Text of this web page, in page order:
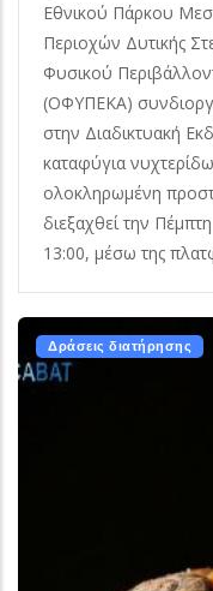
Εθνικού Πάρκου
Περιοχών Δυτικής
Φυσικού
(ΟΦΥΠΕΚΑ)
στην Διαδικτυακή
καταφύγια
ολοκληρωμένη
διεξαχθεί την
13:00, μέσω της
Δράσεις διατήρησης